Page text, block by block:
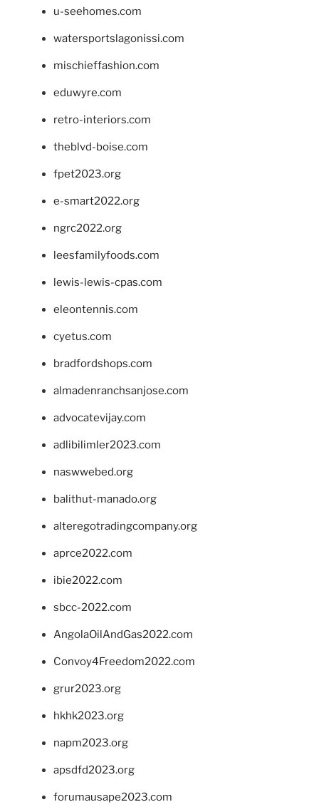
u-seehomes.com
watersportslagonissi.com
mischieffashion.com
eduwyre.com
retro-interiors.com
theblvd-boise.com
fpet2023.org
e-smart2022.org
ngrc2022.org
leesfamilyfoods.com
lewis-lewis-cpas.com
eleontennis.com
cyetus.com
bradfordshops.com
almadenranchsanjose.com
advocatevijay.com
adlibilimler2023.com
naswwebed.org
balithut-manado.org
alteregotradingcompany.org
aprce2022.com
ibie2022.com
sbcc-2022.com
AngolaOilAndGas2022.com
Convoy4Freedom2022.com
grur2023.org
hkhk2023.org
napm2023.org
apsdfd2023.org
forumausape2023.com